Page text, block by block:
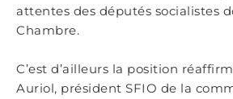
attentes des députés socialistes
Chambre.
C’est d’ailleurs la position
Auriol, président SFIO de la